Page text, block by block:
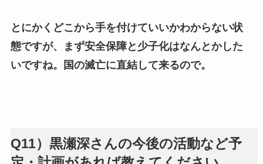
とにかくどこから手を付けていいかわからない状
態ですが、まず安全保障と少子化はなんとかした
いですね。国の滅亡に直結して来るので。
Q11）黒瀬深さんの今後の活動など予